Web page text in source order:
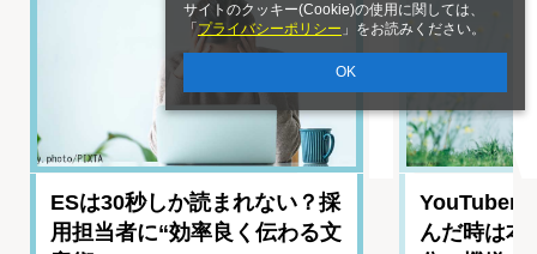
サイトのクッキー(Cookie)の使用に関しては、
「 プライバシーポリシー 」をお読みください。
OK
ESは30秒しか読まれない？採
用担当者に“効率良く伝わる文
YouTuber
んだ時は